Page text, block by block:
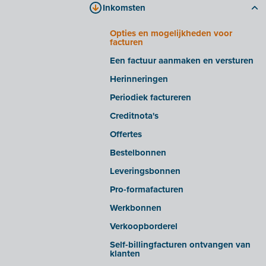
Tabblad 'bedrijfsdocumenten'
Tabblad 'E-invoicing'
Bestanden verwerken
Slimme inzichten/waarschuwingen
Geavanceerde instellingen
E-facturen ontvangen van bepaalde
leveranciers
E-facturen exporteren/importeren uit
bepaalde softwarepakketten
OCR in Snelle invoer
Inkomsten
Opties en mogelijkheden voor
facturen
Een factuur aanmaken en versturen
Herinneringen
Periodiek factureren
Creditnota's
Offertes
Bestelbonnen
Leveringsbonnen
Pro-formafacturen
Werkbonnen
Verkoopborderel
Self-billingfacturen ontvangen van
klanten